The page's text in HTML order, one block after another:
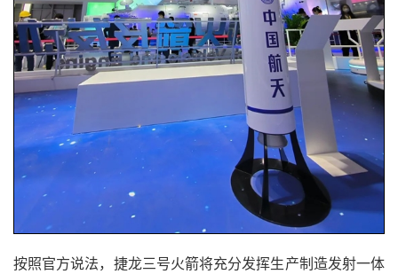
按照官方说法，捷龙三号火箭将充分发挥生产制造发射一体